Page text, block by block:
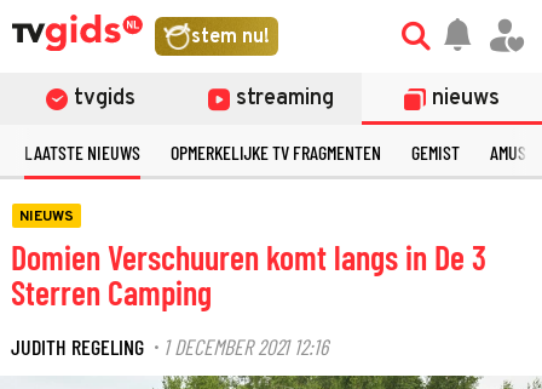
stem nu!
tvgids streaming nieuws
LAATSTE NIEUWS OPMERKELIJKE TV FRAGMENTEN GEMIST
NIEUWS
Domien Verschuuren komt langs in De 3
Sterren Camping
JUDITH REGELING · 1 DECEMBER 2021 12:16